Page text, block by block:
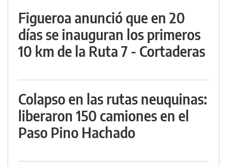
Figueroa anunció que en 20
días se inauguran los primeros
10 km de la Ruta 7 - Cortaderas
Colapso en las rutas neuquinas:
liberaron 150 camiones en el
Paso Pino Hachado